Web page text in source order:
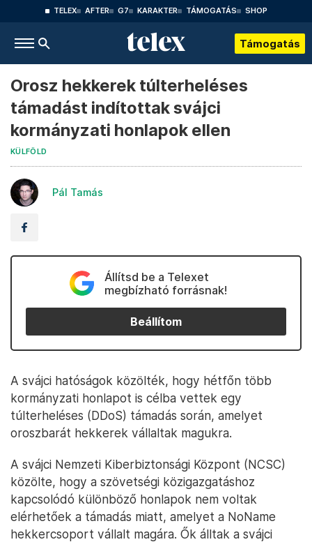
TELEX AFTER G7 KARAKTER TÁMOGATÁS SHOP
Támogatás
Orosz hekkerek túlterheléses
támadást indítottak svájci
kormányzati honlapok ellen
KÜLFÖLD
Pál Tamás
Állítsd be a Telexet
megbízható forrásnak!
Beállítom
A svájci hatóságok közölték, hogy hétfőn több
kormányzati honlapot is célba vettek egy
túlterheléses (DDoS) támadás során, amelyet
oroszbarát hekkerek vállaltak magukra.
A svájci Nemzeti Kiberbiztonsági Központ (NCSC)
közölte, hogy a szövetségi közigazgatáshoz
kapcsolódó különböző honlapok nem voltak
elérhetőek a támadás miatt, amelyet a NoName
hekkercsoport vállalt magára. Ők álltak a svájci